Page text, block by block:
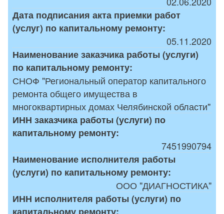
Дата подписания акта приемки работ
(услуг) по капитальному ремонту:
05.11.2020
Наименование заказчика работы (услуги)
по капитальному ремонту:
СНОФ "Региональный оператор капитального
ремонта общего имущества в
многоквартирных домах Челябинской области"
ИНН заказчика работы (услуги) по
капитальному ремонту:
7451990794
Наименование исполнителя работы
(услуги) по капитальному ремонту:
ООО "ДИАГНОСТИКА"
ИНН исполнителя работы (услуги) по